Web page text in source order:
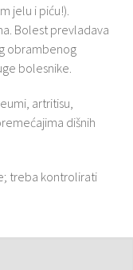
jelu i piću!).
Bolest prevladava
obrambenog
bolesnike.
artritisu,
dišnih
treba kontrolirati